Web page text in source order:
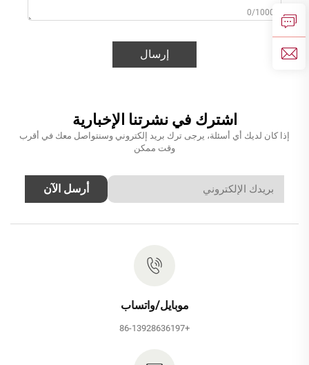
0/1000
إرسال
اشترك في نشرتنا الإخبارية
إذا كان لديك أي أسئلة، يرجى ترك بريد إلكتروني وسنتواصل معك في أقرب
وقت ممكن
أرسل الآن
موبايل/واتساب
+86-13928636197